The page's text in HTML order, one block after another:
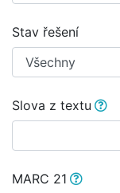
Stav řešení
Slova z textu
MARC 21